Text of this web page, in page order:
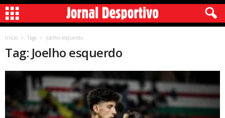
Início Tags Joelho esquerdo
Tag: Joelho esquerdo